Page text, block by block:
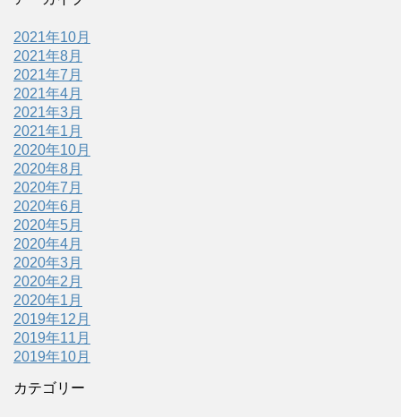
2021年10月
2021年8月
2021年7月
2021年4月
2021年3月
2021年1月
2020年10月
2020年8月
2020年7月
2020年6月
2020年5月
2020年4月
2020年3月
2020年2月
2020年1月
2019年12月
2019年11月
2019年10月
カテゴリー